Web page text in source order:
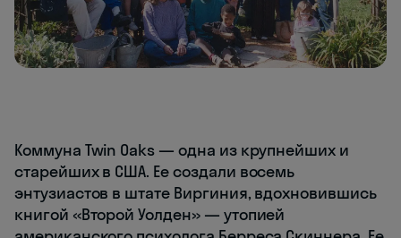
Коммуна Twin Oaks — одна из крупнейших и
старейших в США. Ее создали восемь
энтузиастов в штате Виргиния, вдохновившись
книгой «Второй Уолден» — утопией